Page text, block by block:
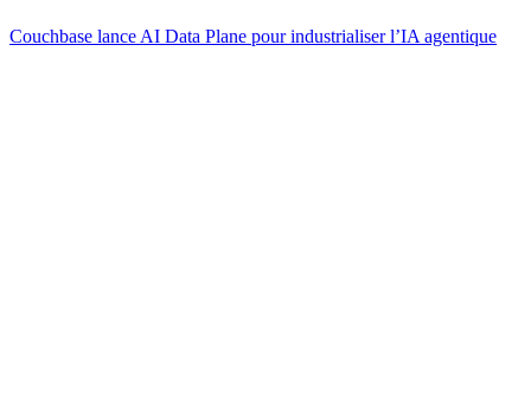
Couchbase lance AI Data Plane pour industrialiser l’IA agentique